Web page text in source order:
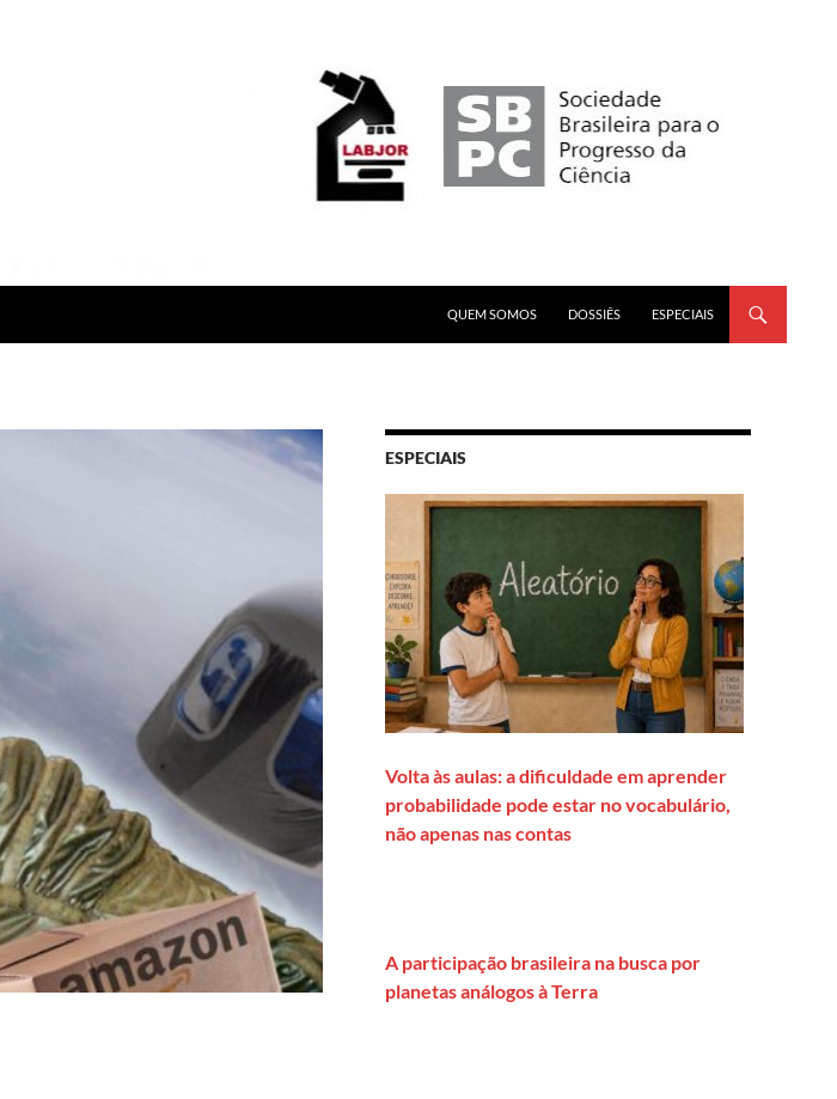
QUEM SOMOS
DOSSIÊS ESPECIAIS
ESPECIAIS
Volta às aulas: a dificuldade em aprender
probabilidade pode estar no vocabulário,
não apenas nas contas
A participação brasileira na busca por
planetas análogos à Terra